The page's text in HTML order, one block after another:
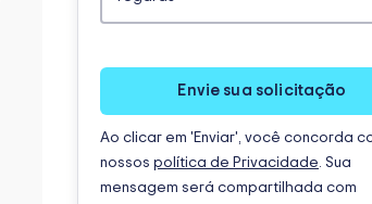
Envie sua solicitação
Ao clicar em 'Enviar', você concorda
nossos política de Privacidade. Sua
mensagem será compartilhada com